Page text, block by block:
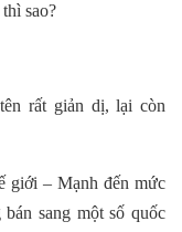
sao?
rất giản dị, lại còn
giới – Mạnh đến mức
sang một số quốc